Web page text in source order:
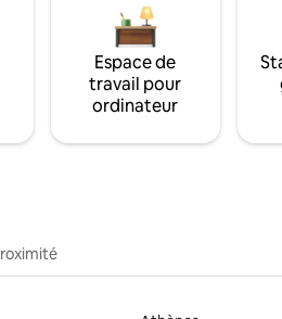
Espace de
travail pour
ordinateur